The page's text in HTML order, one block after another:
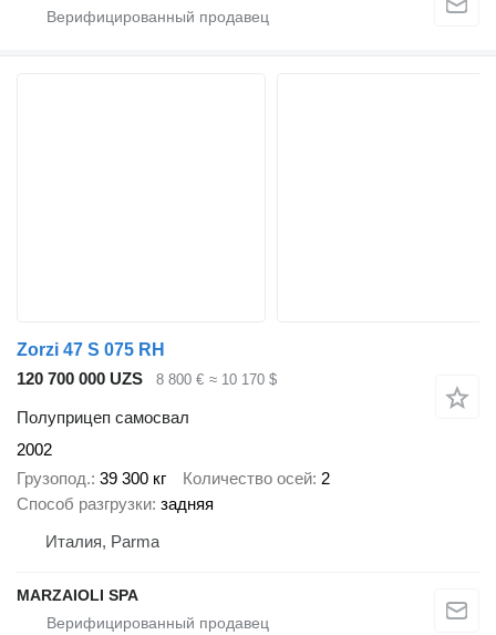
Zorzi 47 S 075 RH
120 700 000 UZS
8 800 € ≈ 10 170 $
Полуприцеп самосвал
2002
Грузопод. 39 300 кг Количество осей 2
Способ разгрузки задняя
Италия, Parma
MARZAIOLI SPA